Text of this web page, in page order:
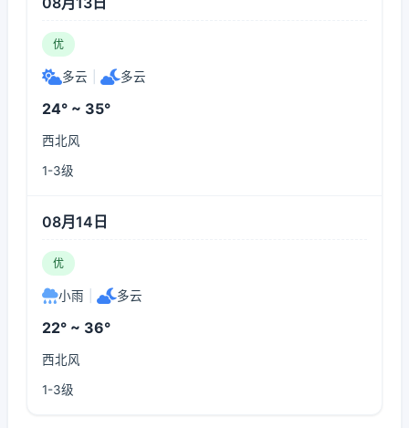
优
多云 多云
24° ~ 35°
西北风
1-3级
08月14日
优
小雨 多云
22° ~ 36°
西北风
1-3级